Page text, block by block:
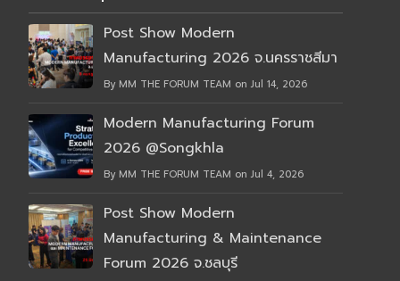
Post Show Modern
Manufacturing 2026 จ.นครราชสีมา
By MM THE FORUM TEAM on Jul 14, 2026
Modern Manufacturing Forum
2026 @Songkhla
By MM THE FORUM TEAM on Jul 4, 2026
Post Show Modern
Manufacturing & Maintenance
Forum 2026 จ.ชลบุรี